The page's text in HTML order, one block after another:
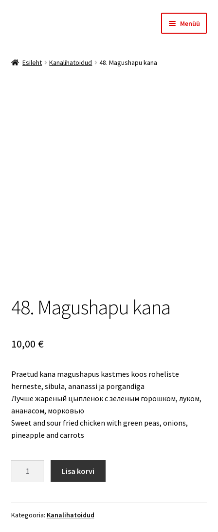
Menüü
Esileht Kanalihatoidud 48. Magushapu kana
48. Magushapu kana
10,00 €
Praetud kana magushapus kastmes koos roheliste
herneste, sibula, ananassi ja porgandiga
Лучше жареный цыпленок с зеленым горошком, луком,
ананасом, морковью
Sweet and sour fried chicken with green peas, onions,
pineapple and carrots
Lisa korvi
Kategooria: Kanalihatoidud